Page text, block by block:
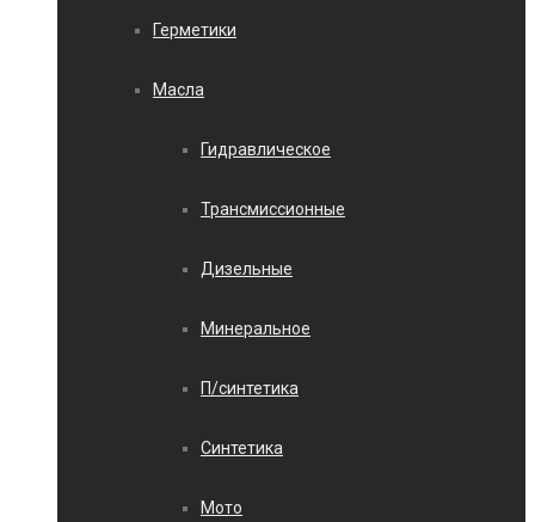
Герметики
Масла
Гидравлическое
Трансмиссионные
Дизельные
Минеральное
П/синтетика
Синтетика
Мото